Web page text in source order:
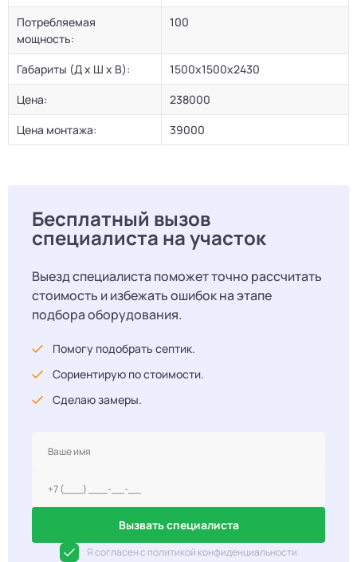
Потребляемая
мощность:
100
Габариты (Д х Ш х В):
1500x1500x2430
Цена:
238000
Цена монтажа:
39000
Бесплатный вызов
специалиста на участок
Выезд специалиста поможет точно рассчитать
стоимость и избежать ошибок на этапе
подбора оборудования.
Помогу подобрать септик.
Сориентирую по стоимости.
Сделаю замеры.
Вызвать специалиста
Я согласен с политикой конфиденциальности